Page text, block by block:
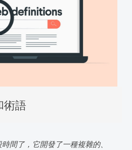
術語
間了，它開發了一種複雜的、